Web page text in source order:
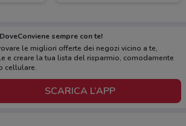
sempre con te!
le migliori offerte dei negozi vicino a te,
e creare la tua lista del risparmio, comodamente
cellulare.
SCARICA L’APP